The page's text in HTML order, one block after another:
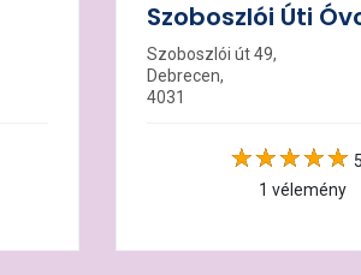
Szoboszlói Úti
Szoboszlói út 49,
Debrecen,
4031
1 vélemény